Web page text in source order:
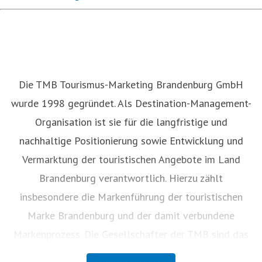
Die TMB Tourismus-Marketing Brandenburg GmbH
wurde 1998 gegründet. Als Destination-Management-
Organisation ist sie für die langfristige und
nachhaltige Positionierung sowie Entwicklung und
Vermarktung der touristischen Angebote im Land
Brandenburg verantwortlich. Hierzu zählt
insbesondere die Markenführung der touristischen
Marke Brandenburg und der damit verbundene
Markenprozess. Die Gesellschafter der TMB sind das
Land Brandenburg (59 Prozent), die Vereinigung